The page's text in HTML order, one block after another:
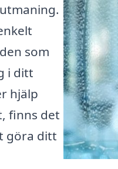
som
i ditt
hjälp
finns det
göra ditt